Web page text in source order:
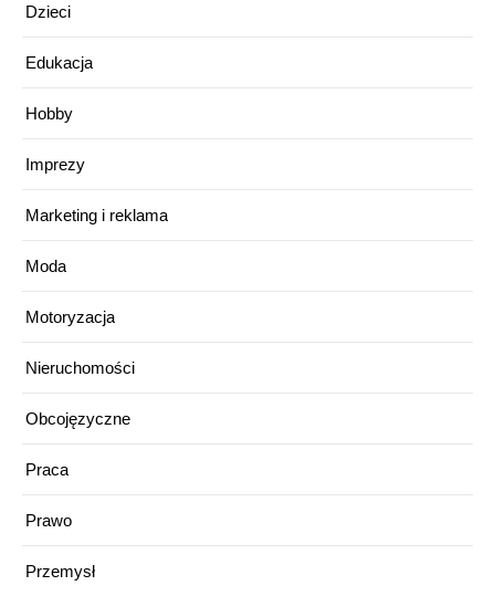
Dzieci
Edukacja
Hobby
Imprezy
Marketing i reklama
Moda
Motoryzacja
Nieruchomości
Obcojęzyczne
Praca
Prawo
Przemysł